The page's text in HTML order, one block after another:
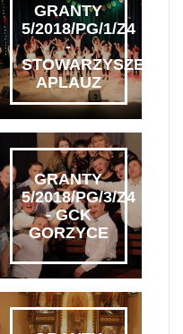
GRANTY
5/2018/PG/1/Z4
-
STOWARZYSZENIE
APLAUZ
GRANTY
5/2018/PG/3/Z4
- GCK
GORZYCE